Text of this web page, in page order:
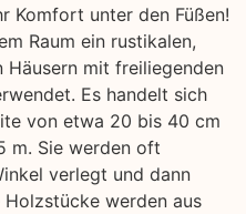
Komfort unter den Füßen!
Raum ein rustikalen,
mit freiliegenden
Es handelt sich
von etwa 20 bis 40 cm
m. Sie werden oft
verlegt und dann
werden aus